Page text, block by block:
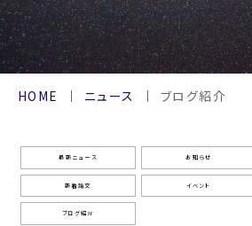
HOME ニュース ブログ紹介
最新ニュース お知らせ
新着論文 イベント
ブログ紹介